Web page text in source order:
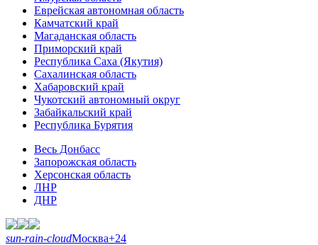
Еврейская автономная область
Камчатский край
Магаданская область
Приморский край
Республика Саха (Якутия)
Сахалинская область
Хабаровский край
Чукотский автономный округ
Забайкальский край
Республика Бурятия
Весь Донбасс
Запорожская область
Херсонская область
ЛНР
ДНР
sun-rain-cloudМосква+24